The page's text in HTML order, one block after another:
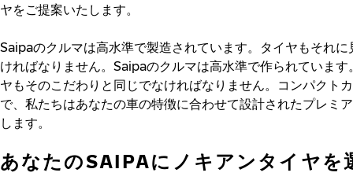
ヤをご提案いたします。
Saipaのクルマは高水準で製造されています。タイヤもそれに
ければなりません。Saipaのクルマは高水準で作られています
ヤもそのこだわりと同じでなければなりません。コンパクト
で、私たちはあなたの車の特徴に合わせて設計されたプレミ
します。
あなたのSAIPAにノキアンタイヤを